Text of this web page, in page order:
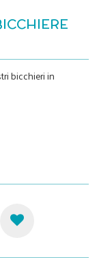
bicchieri in